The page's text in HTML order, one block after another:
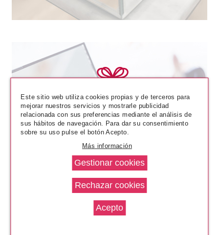
SALLY HANSEN HARD AS
NAILS XTREME CRUSHED 290
11.8ML
Pvr 4.75€
-47% 2.50€
Este sitio web utiliza cookies propias y de terceros para
mejorar nuestros servicios y mostrarle publicidad
relacionada con sus preferencias mediante el análisis de
sus hábitos de navegación. Para dar su consentimiento
sobre su uso pulse el botón Acepto.
Más información